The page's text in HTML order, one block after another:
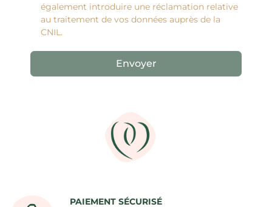
également introduire une réclamation relative
au traitement de vos données auprès de la
CNIL.
PAIEMENT SÉCURISÉ